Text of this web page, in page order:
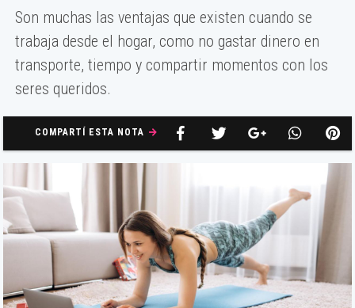
Son muchas las ventajas que existen cuando se
trabaja desde el hogar, como no gastar dinero en
transporte, tiempo y compartir momentos con los
seres queridos.
COMPARTÍ ESTA NOTA